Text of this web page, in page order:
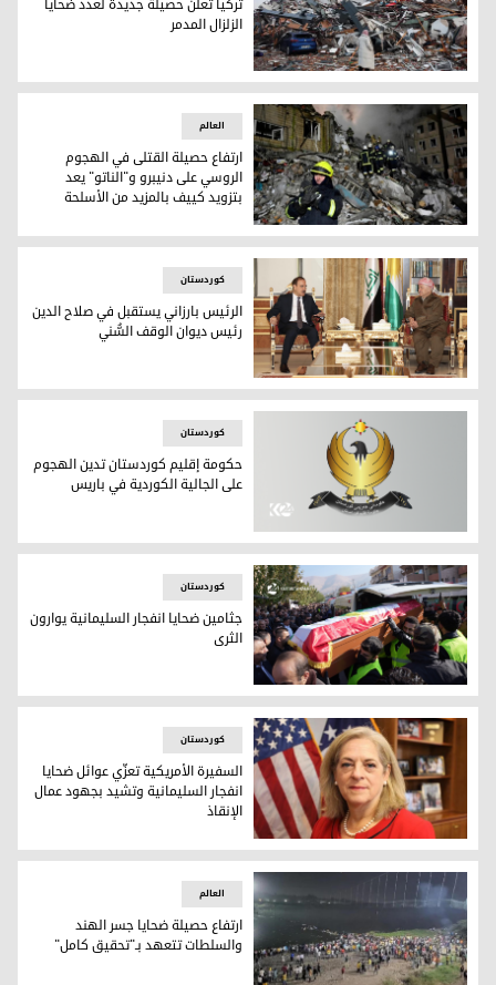
تركيا تعلن حصيلة جديدة لعدد ضحايا الزلزال المدمر
الزلزال المدمر
عمال الإنقاذ الأوكرانيون يحاولون العثور على ناجين تحت أنقاض المبنى
العالم
ارتفاع حصيلة القتلى في الهجوم
الروسي على دنيبرو و"الناتو" يعد
بتزويد كييف بالمزيد من الأسلحة
الرئيس بارزاني يستقبل في صلاح الدين رئيس ديوان الوقف
کوردستان
الرئيس بارزاني يستقبل في صلاح الدين
رئيس ديوان الوقف السُّني
لوغو حكومة إقليم كوردستان
کوردستان
حكومة إقليم كوردستان تدين الهجوم
على الجالية الكوردية في باريس
جثامين ضحايا انفجار السليمانية يوارون الثرى
کوردستان
جثامين ضحايا انفجار السليمانية يوارون
الثرى
السفيرة الأمريكية تعزّي عوائل ضحايا انفجار السليمانية
کوردستان
السفيرة الأمريكية تعزّي عوائل ضحايا
انفجار السليمانية وتشيد بجهود عمال
الإنقاذ
العالم
ارتفاع حصيلة ضحايا جسر الهند
والسلطات تتعهد بـ"تحقيق كامل"